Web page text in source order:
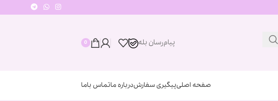
پیام‌رسان‌ بله 0
صفحه اصلیپیگیری سفارشدرباره ماتماس باما